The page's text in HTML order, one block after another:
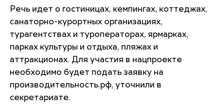
Речь идет о гостиницах, кемпингах, коттеджах,
санаторно-курортных организациях,
турагентствах и туроператорах, ярмарках,
парках культуры и отдыха, пляжах и
аттракционах. Для участия в нацпроекте
необходимо будет подать заявку на
производительность.рф, уточнили в
секретариате.